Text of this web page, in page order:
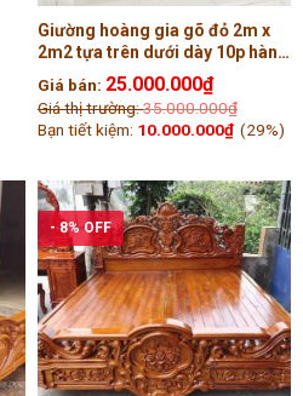
Giường hoàng gia gõ đỏ 2m x
2m2 tựa trên dưới dày 10p hàng
đẹp trong ngoài
Giá bán: 25.000.000₫
Giá thị trường:35.000.000₫
Bạn tiết kiệm: 10.000.000₫ (29%)
- 8% OFF